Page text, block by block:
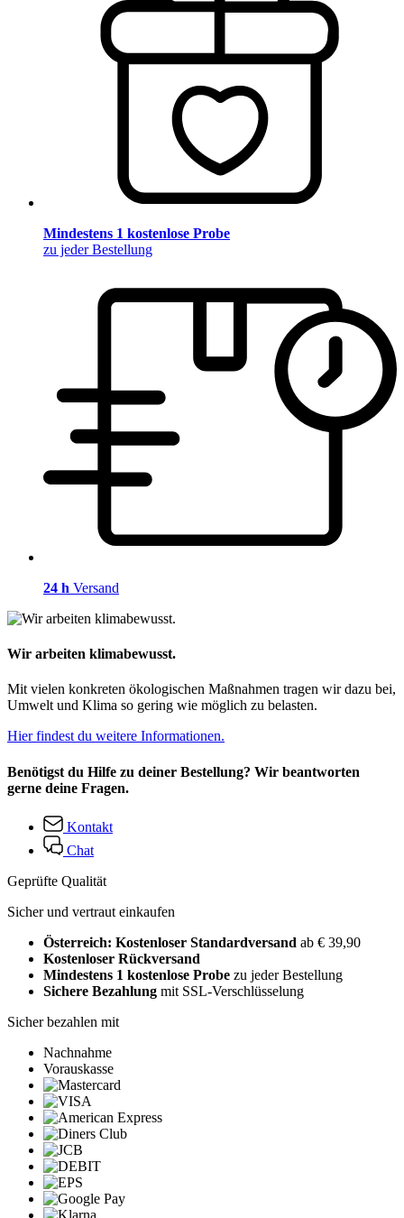
Mindestens 1 kostenlose Probe
zu jeder Bestellung
24 h Versand
Wir arbeiten klimabewusst.
Mit vielen konkreten ökologischen Maßnahmen tragen wir dazu bei,
Umwelt und Klima so gering wie möglich zu belasten.
Hier findest du weitere Informationen.
Benötigst du Hilfe zu deiner Bestellung? Wir beantworten
gerne deine Fragen.
Kontakt
Chat
Geprüfte Qualität
Sicher und vertraut einkaufen
Österreich: Kostenloser Standardversand ab € 39,90
Kostenloser Rückversand
Mindestens 1 kostenlose Probe zu jeder Bestellung
Sichere Bezahlung mit SSL-Verschlüsselung
Sicher bezahlen mit
Nachnahme
Vorauskasse